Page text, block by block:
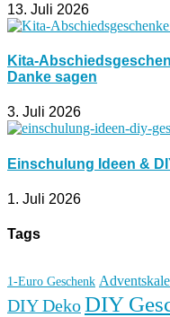
13. Juli 2026
Kita-
Danke sagen
3. Juli 2026
Einschulung Ideen &
1. Juli 2026
Tags
1-Euro Geschenk
DIY DekoDIY